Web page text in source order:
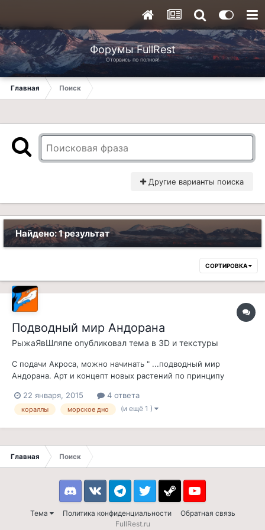
Форумы FullRest
Оторвись по полной!
Главная Поиск
Другие варианты поиска
Найдено: 1 результат
СОРТИРОВКА
Подводный мир Андорана
РыжаЯвШляпе опубликовал тема в 3D и текстуры
С подачи Акроса, можно начинать " ...подводный мир
Андорана. Арт и концепт новых растений по принципу
можно массово завливать морское дно. Типа целых
коралловых островов и т.п. " У кого есть идеи и творческий
22 января, 2015 4 ответа
кораллы морское дно (и ещё 1 )
Главная Поиск
Тема Политика конфиденциальности Обратная связь
DiscordVK TelegramTwitter Steam Youtube
FullRest.ru